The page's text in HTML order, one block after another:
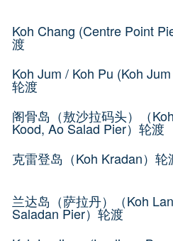
Koh Chang (Centre Point
渡
Koh Jum / Koh Pu (Koh
轮渡
阁骨岛（敖沙拉码头）（Koh
Kood, Ao Salad Pier）轮渡
克雷登岛（Koh Kradan）轮
兰达岛（萨拉丹）（Koh
Saladan Pier）轮渡